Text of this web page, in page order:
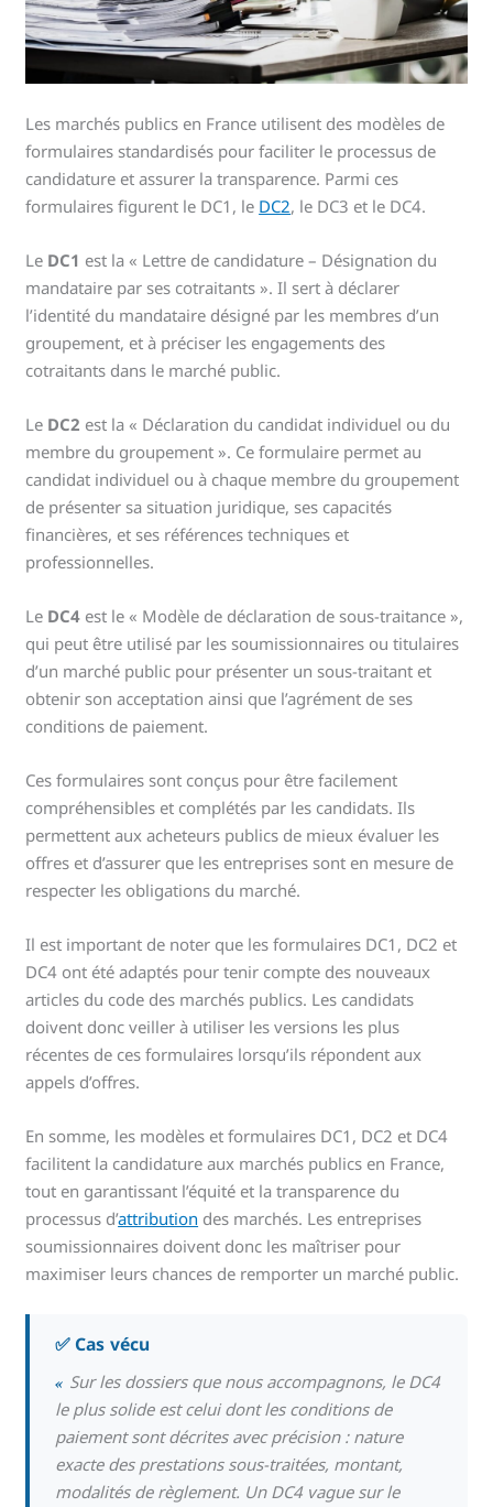
Les marchés publics en France utilisent des modèles de
formulaires standardisés pour faciliter le processus de
candidature et assurer la transparence. Parmi ces
formulaires figurent le DC1, le DC2, le DC3 et le DC4.
Le DC1 est la « Lettre de candidature – Désignation du
mandataire par ses cotraitants ». Il sert à déclarer
l’identité du mandataire désigné par les membres d’un
groupement, et à préciser les engagements des
cotraitants dans le marché public.
Le DC2 est la « Déclaration du candidat individuel ou du
membre du groupement ». Ce formulaire permet au
candidat individuel ou à chaque membre du groupement
de présenter sa situation juridique, ses capacités
financières, et ses références techniques et
professionnelles.
Le DC4 est le « Modèle de déclaration de sous-traitance »,
qui peut être utilisé par les soumissionnaires ou titulaires
d’un marché public pour présenter un sous-traitant et
obtenir son acceptation ainsi que l’agrément de ses
conditions de paiement.
Ces formulaires sont conçus pour être facilement
compréhensibles et complétés par les candidats. Ils
permettent aux acheteurs publics de mieux évaluer les
offres et d’assurer que les entreprises sont en mesure de
respecter les obligations du marché.
Il est important de noter que les formulaires DC1, DC2 et
DC4 ont été adaptés pour tenir compte des nouveaux
articles du code des marchés publics. Les candidats
doivent donc veiller à utiliser les versions les plus
récentes de ces formulaires lorsqu’ils répondent aux
appels d’offres.
En somme, les modèles et formulaires DC1, DC2 et DC4
facilitent la candidature aux marchés publics en France,
tout en garantissant l’équité et la transparence du
processus d’attribution des marchés. Les entreprises
soumissionnaires doivent donc les maîtriser pour
maximiser leurs chances de remporter un marché public.
✅ Cas vécu
« Sur les dossiers que nous accompagnons, le DC4
le plus solide est celui dont les conditions de
paiement sont décrites avec précision : nature
exacte des prestations sous-traitées, montant,
modalités de règlement. Un DC4 vague sur le